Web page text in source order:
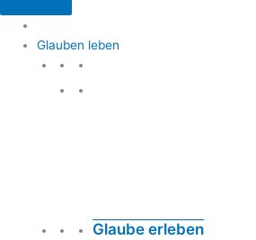
Glauben leben
Glaube erleben